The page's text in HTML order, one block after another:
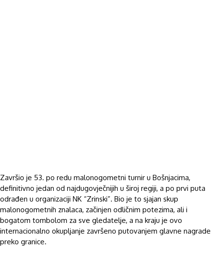
Završio je 53. po redu malonogometni turnir u Bošnjacima,
definitivno jedan od najdugovječnijih u široj regiji, a po prvi puta
odrađen u organizaciji NK “Zrinski”. Bio je to sjajan skup
malonogometnih znalaca, začinjen odličnim potezima, ali i
bogatom tombolom za sve gledatelje, a na kraju je ovo
internacionalno okupljanje završeno putovanjem glavne nagrade
preko granice.